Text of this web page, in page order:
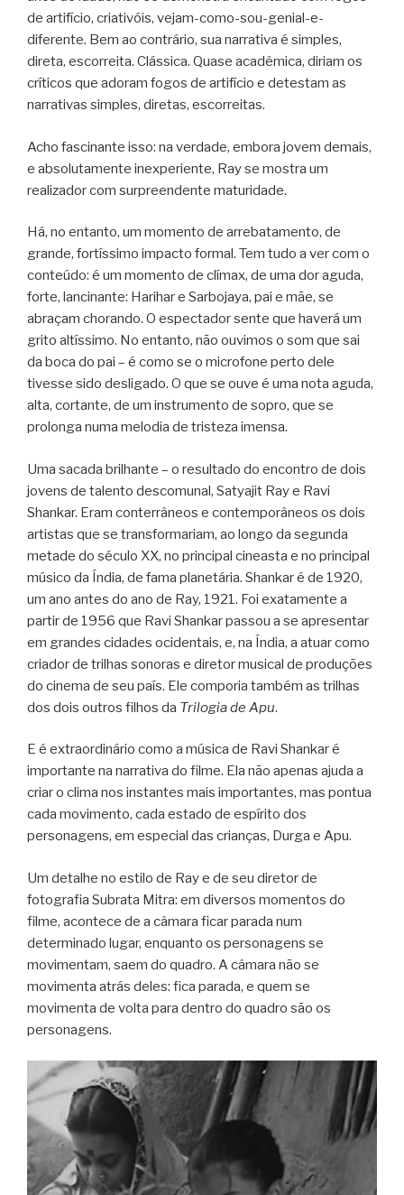
de artifício, criativóis, vejam-como-sou-genial-e-
diferente. Bem ao contrário, sua narrativa é simples,
direta, escorreita. Clássica. Quase acadêmica, diriam os
críticos que adoram fogos de artifício e detestam as
narrativas simples, diretas, escorreitas.
Acho fascinante isso: na verdade, embora jovem demais,
e absolutamente inexperiente, Ray se mostra um
realizador com surpreendente maturidade.
Há, no entanto, um momento de arrebatamento, de
grande, fortíssimo impacto formal. Tem tudo a ver com o
conteúdo: é um momento de clímax, de uma dor aguda,
forte, lancinante: Harihar e Sarbojaya, pai e mãe, se
abraçam chorando. O espectador sente que haverá um
grito altíssimo. No entanto, não ouvimos o som que sai
da boca do pai – é como se o microfone perto dele
tivesse sido desligado. O que se ouve é uma nota aguda,
alta, cortante, de um instrumento de sopro, que se
prolonga numa melodia de tristeza imensa.
Uma sacada brilhante – o resultado do encontro de dois
jovens de talento descomunal, Satyajit Ray e Ravi
Shankar. Eram conterrâneos e contemporâneos os dois
artistas que se transformariam, ao longo da segunda
metade do século XX, no principal cineasta e no principal
músico da Índia, de fama planetária. Shankar é de 1920,
um ano antes do ano de Ray, 1921. Foi exatamente a
partir de 1956 que Ravi Shankar passou a se apresentar
em grandes cidades ocidentais, e, na Índia, a atuar como
criador de trilhas sonoras e diretor musical de produções
do cinema de seu país. Ele comporia também as trilhas
dos dois outros filhos da Trilogia de Apu.
E é extraordinário como a música de Ravi Shankar é
importante na narrativa do filme. Ela não apenas ajuda a
criar o clima nos instantes mais importantes, mas pontua
cada movimento, cada estado de espírito dos
personagens, em especial das crianças, Durga e Apu.
Um detalhe no estilo de Ray e de seu diretor de
fotografia Subrata Mitra: em diversos momentos do
filme, acontece de a câmara ficar parada num
determinado lugar, enquanto os personagens se
movimentam, saem do quadro. A câmara não se
movimenta atrás deles: fica parada, e quem se
movimenta de volta para dentro do quadro são os
personagens.